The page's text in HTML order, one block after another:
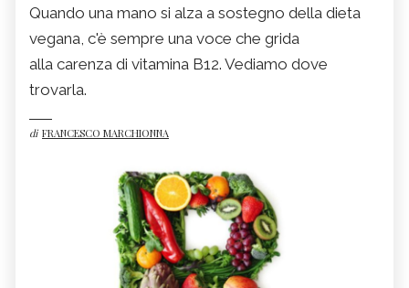
Quando una mano si alza a sostegno della dieta
vegana, c'è sempre una voce che grida
alla carenza di vitamina B12. Vediamo dove
trovarla.
di FRANCESCO MARCHIONNA